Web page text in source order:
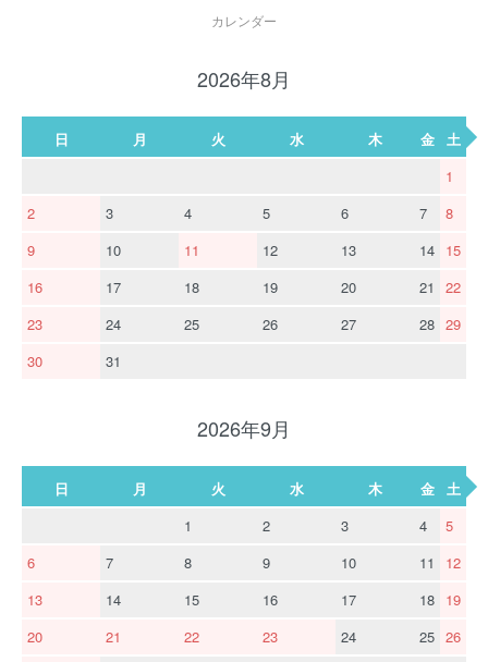
カレンダー
2026年8月
日 月 火 水 木 金
土
1
2
3 4 5 6 7
8
9
10 11 12 13 14 15
16
17 18 19 20 21
22
23
24 25 26 27 28 29
30
31
2026年9月
日 月 火 水 木 金
土
1
2 3 4
5
6
7 8 9 10 11
12
13
14 15 16 17 18 19
20
21 22 23 24 25 26